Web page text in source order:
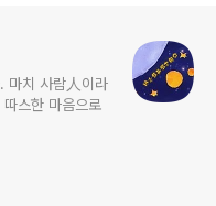
마치 사람人이라
스한 마음으로